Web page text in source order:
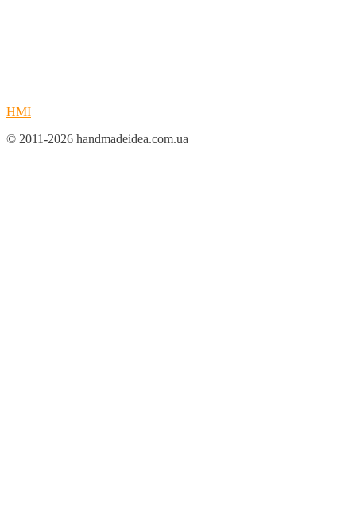
HMI
© 2011-2026 handmadeidea.com.ua